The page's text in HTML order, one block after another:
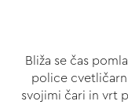
Bliža se čas
police
svojimi čari in vrt